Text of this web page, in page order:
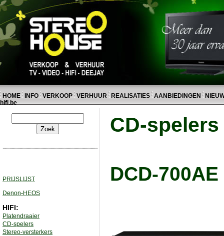
HOME INFO VERKOOP VERHUUR REALISATIES AANBIEDINGEN
hifi.be
PRIJSLIJST
Denon-HEOS
HIFI:
Platendraaier
CD-spelers
Stereo-versterkers
CD-
DCD-